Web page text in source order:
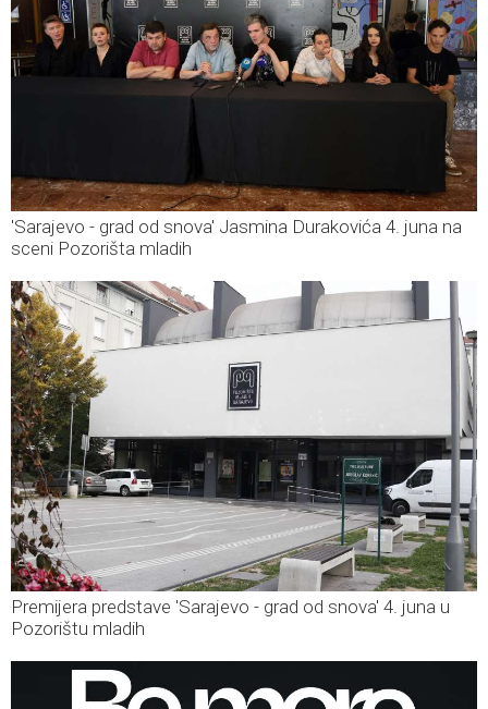
'Sarajevo - grad od snova' Jasmina Durakovića 4. juna na
sceni Pozorišta mladih
Premijera predstave 'Sarajevo - grad od snova' 4. juna u
Pozorištu mladih